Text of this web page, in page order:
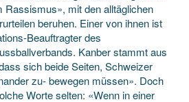
Rassismus», mit den alltäglichen
beruhen. Einer von ihnen ist
Beauftragter des
Kanber stammt aus
sich beide Seiten, Schweizer
zu- bewegen müssen». Doch
Worte selten: «Wenn in einer